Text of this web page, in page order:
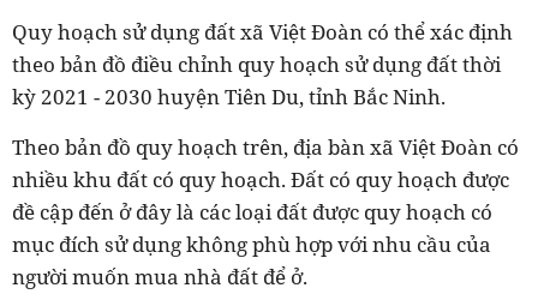
Quy hoạch sử dụng đất xã Việt Đoàn có thể xác định
theo bản đồ điều chỉnh quy hoạch sử dụng đất thời
kỳ 2021 - 2030 huyện Tiên Du, tỉnh Bắc Ninh.
Theo bản đồ quy hoạch trên, địa bàn xã Việt Đoàn có
nhiều khu đất có quy hoạch. Đất có quy hoạch được
đề cập đến ở đây là các loại đất được quy hoạch có
mục đích sử dụng không phù hợp với nhu cầu của
người muốn mua nhà đất để ở.